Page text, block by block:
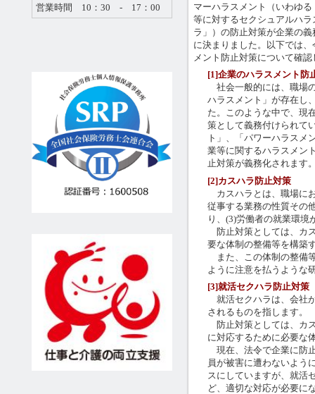
マーハラスメント（いわゆ
等に対するセクシュアルハ
ラ」）の防止対策が企業の
に決まりました。以下では
メント防止対策について確認
[1]企業のハラスメント防
社会一般的には、職場
ハラスメント」が存在し
た。このような中で、現
策として義務付けられて
ト」、「パワーハラスメ
業等に関するハラスメン
止対策が義務化されます
[2]カスハラ防止対策
カスハラとは、職場に
従事する業務の性質その
り、(3)労働者の就業環境
防止対策としては、カ
要な体制の整備等を構築
また、この体制の整備
ように注意を払うような
[3]就活セクハラ防止対策
就活セクハラは、会社
されるものを指します。
防止対策としては、カ
に対応するために必要な
現在、法令で企業に防
員が被害に遭わないよう
スにしていますが、就活
ど、適切な対応が必要に
営業時間 10：30 - 17：00